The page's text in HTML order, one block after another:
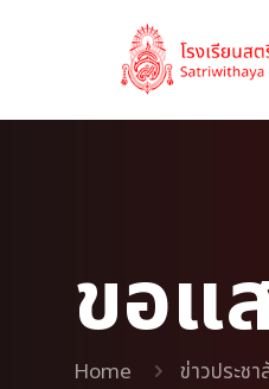
ขอแ
Home ข่าวประช